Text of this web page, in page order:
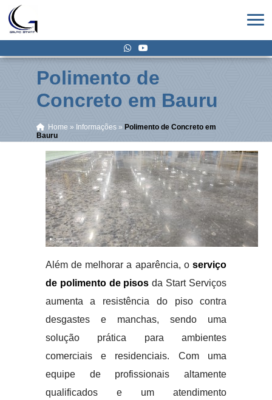
Polimento de
Concreto em Bauru
Home » Informações » Polimento de Concreto em
Bauru
Além de melhorar a aparência, oserviço
de polimento de pisosda Start Serviços
aumenta a resistência do piso contra
desgastes e manchas, sendo uma
solução prática para ambientes
comerciais e residenciais. Com uma
equipe de profissionais altamente
qualificados e um atendimento